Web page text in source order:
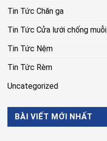
Tin Tức Chăn ga
Tin Tức Cửa lưới chống muỗi
Tin Tức Nệm
Tin Tức Rèm
Uncategorized
BÀI VIẾT MỚI NHẤT